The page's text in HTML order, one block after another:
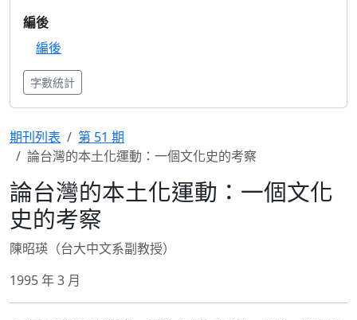
編後
編後
字數統計
期刊列表
第 51 期
論台灣的本土化運動：一個文化史的考察
論台灣的本土化運動：一個文化
史的考察
陳昭瑛（台大中文系副教授）
1995 年 3 月